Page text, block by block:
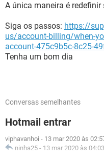
A única maneira é redefinir
Siga os passos: https://
us/account-billing/when-
account-475c9b5c-8c25-
Tenha um bom dia
Conversas semelhantes
Hotmail entrar
viphavanhoi - 13 mar 2020 às
ninha25 - 13 mar 2020 às 04:03